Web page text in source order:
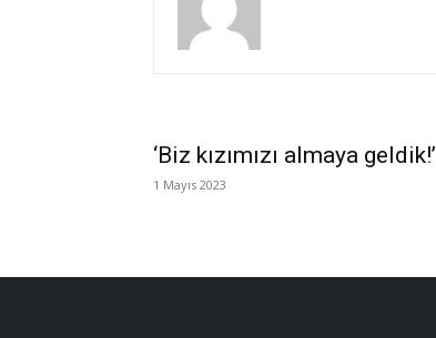
‘Biz kızımızı almaya geldik!’
1 Mayıs 2023